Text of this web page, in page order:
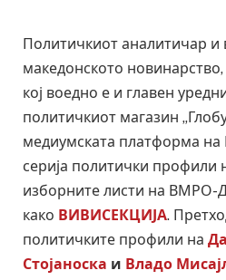
Политичкиот аналитичар и
македонското
кој воедно е и главен
политичкиот магазин
медиумската платформа
серија политички профили
изборните листи на ВМРО-
како ВИВИСЕКЦИЈА.
политичките профили на
Стојаноска и Владо